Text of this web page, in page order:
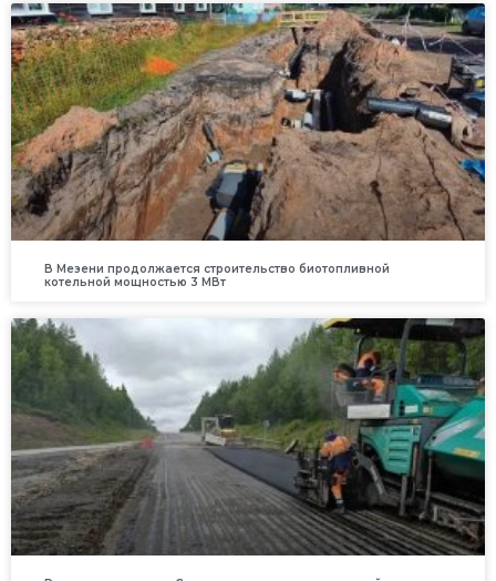
В Мезени продолжается строительство биотопливной
котельной мощностью 3 МВт